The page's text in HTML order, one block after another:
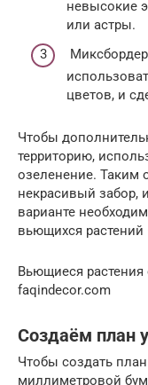
невысокие
или астры.
цветов, и
Чтобы
территорию,
озеленение. Таким
некрасивый забор,
варианте
вьющихся
Вьющиеся
faqindecor.com
Создаём план
Чтобы создать
миллиметровой